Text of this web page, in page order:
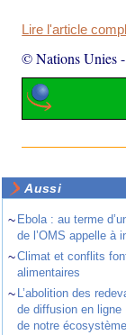
Lire l'article
© Nations Unies
Aussi
~ Ebola : au terme
de l’OMS appelle à
~Climat et conflits
alimentaires
~ L’abolition des
de diffusion en
de notre